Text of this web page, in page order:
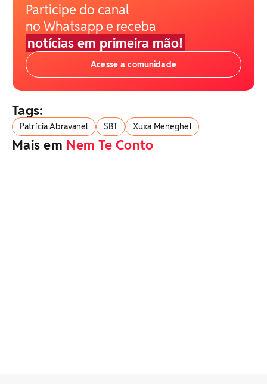
Participe do canal
no Whatsapp e receba
notícias em primeira mão!
Acesse a comunidade
Tags:
Patrícia Abravanel SBT Xuxa Meneghel
Mais em Nem Te Conto